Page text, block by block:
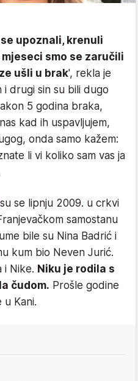
upoznali, krenuli
smo se zaručili
ušli u brak', rekla je
i drugi sin su bili dugo
5 godina braka,
kad ih uspavljujem,
onda samo kažem:
li vi koliko sam vas ja
su se lipnju 2009. u crkvi
samostanu
bile su Nina Badrić i
kum bio Neven Jurić.
i Nike. Niku je rodila s
čudom. Prošle godine
u Kani.